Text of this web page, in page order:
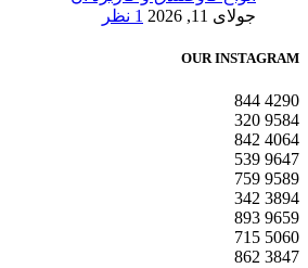
جولای 11, 2026
1 نظر
OUR INSTAGRAM
4290
844
9584
320
4064
842
9647
539
9589
759
3894
342
9659
893
5060
715
3847
862